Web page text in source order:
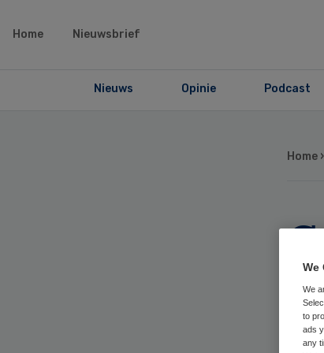
Home Nieuwsbrief
Nieuws Opinie Podcast
Home ›
We
We
to
ads
any